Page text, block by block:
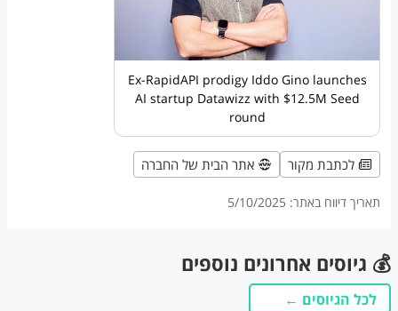
Ex-RapidAPI prodigy Iddo Gino launches
AI startup Datawizz with $12.5M Seed
round
לכתבת מקור אתר הבית של החברה
תאריך דיווח באתר: 5/10/2025
💰 גיוסים אחרונים נוספים
לכל הגיוסים ←